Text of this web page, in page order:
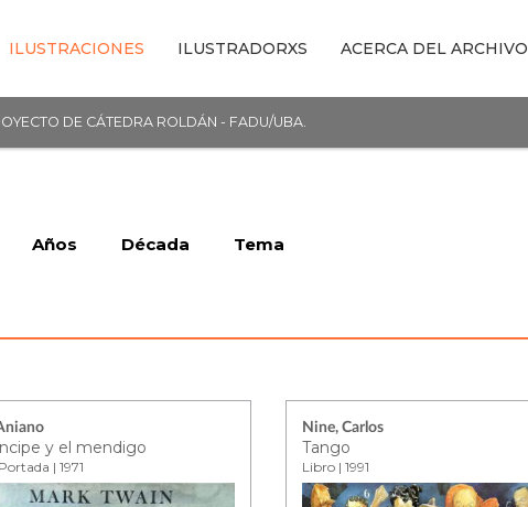
ILUSTRACIONES ILUSTRADORXS ACERCA DEL ARCHIVO
DE CÁTEDRA ROLDÁN - FADU/UBA.
Años Década Tema
y el mendigo
| 1971
Nine, Carlos
Tango
Libro | 1991